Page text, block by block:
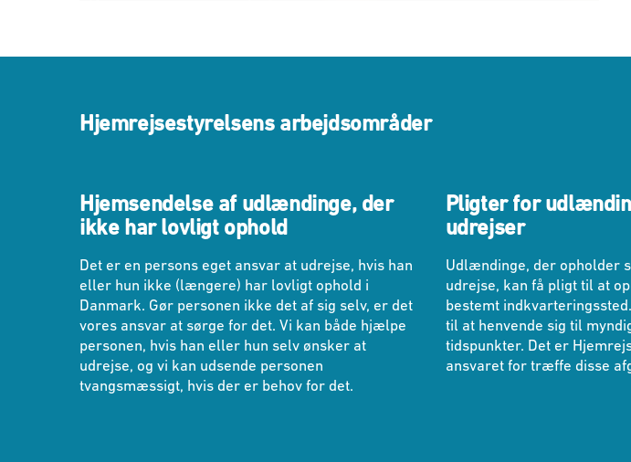
Hjemrejsestyrelsens arbejdsområder
Hjemsendelse af udlændinge, der
ikke har lovligt ophold
Det er en persons eget ansvar at udrejse, hvis han
eller hun ikke (længere) har lovligt ophold i
Danmark. Gør personen ikke det af sig selv, er det
vores ansvar at sørge for det. Vi kan både hjælpe
personen, hvis han eller hun selv ønsker at
udrejse, og vi kan udsende personen
tvangsmæssigt, hvis der er behov for det.
Pligter for
udrejser
Udlændinge, der opholder
udrejse, kan få pligt til at
bestemt
til at henvende sig til
tidspunkter. Det er
ansvaret for træffe disse